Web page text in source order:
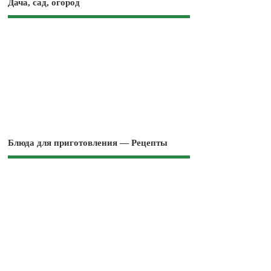
Дача, сад, огород
Блюда для приготовления — Рецепты